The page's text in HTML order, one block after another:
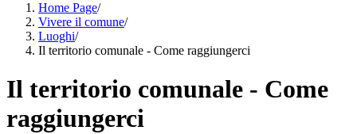
Home Page/
Vivere il comune/
Luoghi/
Il territorio comunale - Come raggiungerci
Il territorio comunale - Come
raggiungerci